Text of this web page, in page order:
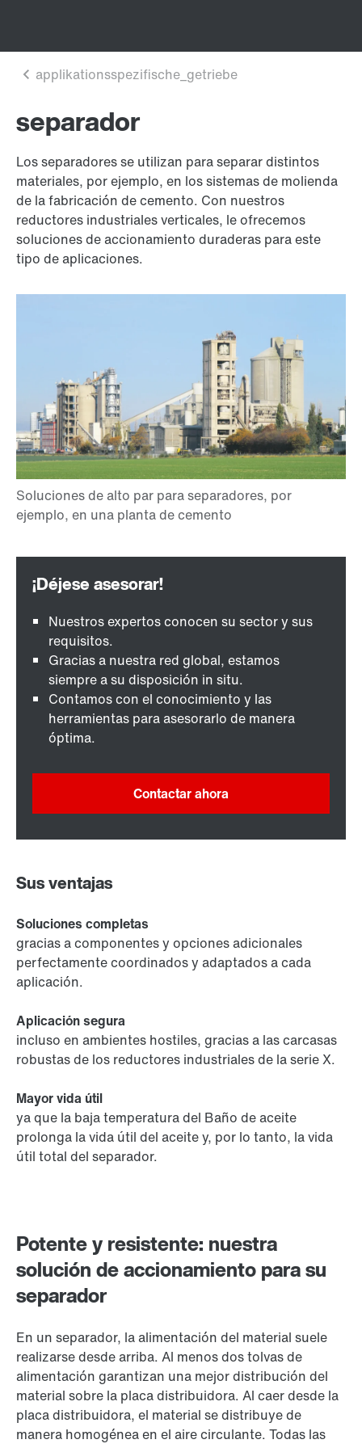
separador
Los separadores se utilizan para separar distintos
materiales, por ejemplo, en los sistemas de molienda
de la fabricación de cemento. Con nuestros
reductores industriales verticales, le ofrecemos
soluciones de accionamiento duraderas para este
tipo de aplicaciones.
Potente y resistente: nuestra
solución de accionamiento para su
separador
En un separador, la alimentación del material suele
realizarse desde arriba. Al menos dos tolvas de
alimentación garantizan una mejor distribución del
material sobre la placa distribuidora. Al caer desde la
placa distribuidora, el material se distribuye de
manera homogénea en el aire circulante. Todas las
Nuestros expertos conocen su sector y sus
requisitos.
Gracias a nuestra red global, estamos
siempre a su disposición in situ.
Contamos con el conocimiento y las
herramientas para asesorarlo de manera
óptima.
Contactar ahora
Sus ventajas
Soluciones completas
gracias a componentes y opciones adicionales
perfectamente coordinados y adaptados a cada
aplicación.
Aplicación segura
incluso en ambientes hostiles, gracias a las carcasas
robustas de los reductores industriales de la serie X.
Mayor vida útil
ya que la baja temperatura del Baño de aceite
prolonga la vida útil del aceite y, por lo tanto, la vida
útil total del separador.